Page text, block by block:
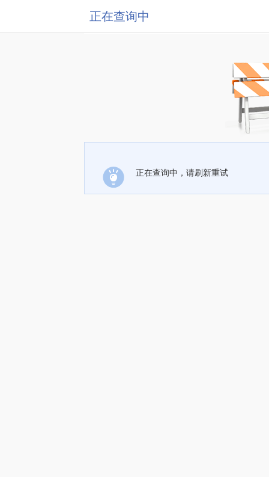
正在查询中
正在查询中，请刷新重试